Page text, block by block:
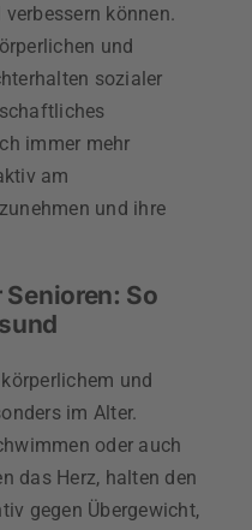
können.
und
sozialer
immer mehr
am
und ihre
So
und
im Alter.
oder auch
das Herz, halten den
gegen Übergewicht,